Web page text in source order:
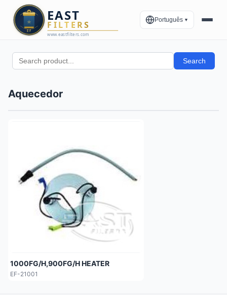
Português ▼
Search
Aquecedor
1000FG/H,900FG/H HEATER
EF-21001